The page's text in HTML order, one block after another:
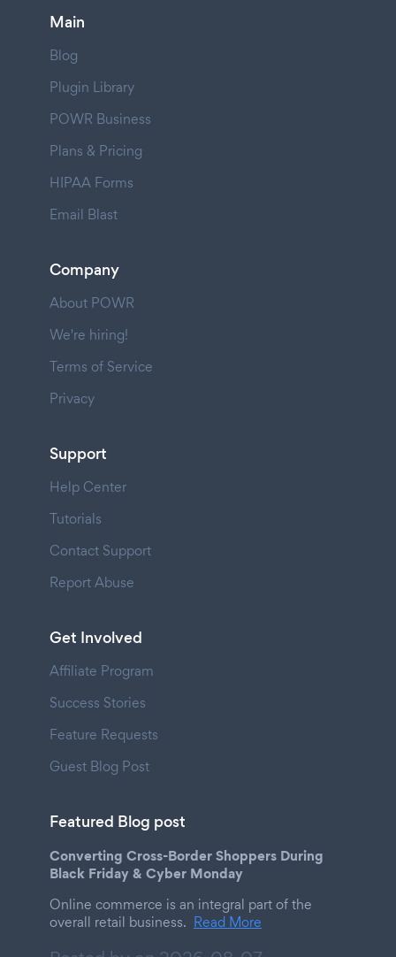
Main
Blog
Plugin Library
POWR Business
Plans & Pricing
HIPAA Forms
Email Blast
Company
About POWR
We're hiring!
Terms of Service
Privacy
Support
Help Center
Tutorials
Contact Support
Report Abuse
Get Involved
Affiliate Program
Success Stories
Feature Requests
Guest Blog Post
Featured Blog post
Converting Cross-Border Shoppers During
Black Friday & Cyber Monday
Online commerce is an integral part of the
overall retail business. Read More